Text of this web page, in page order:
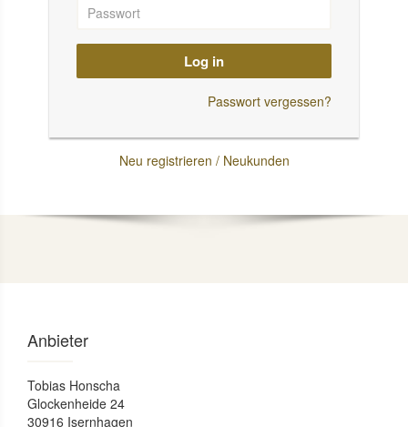
Log in
Passwort vergessen?
Neu registrieren / Neukunden
Anbieter
Tobias Honscha
Glockenheide 24
30916 Isernhagen